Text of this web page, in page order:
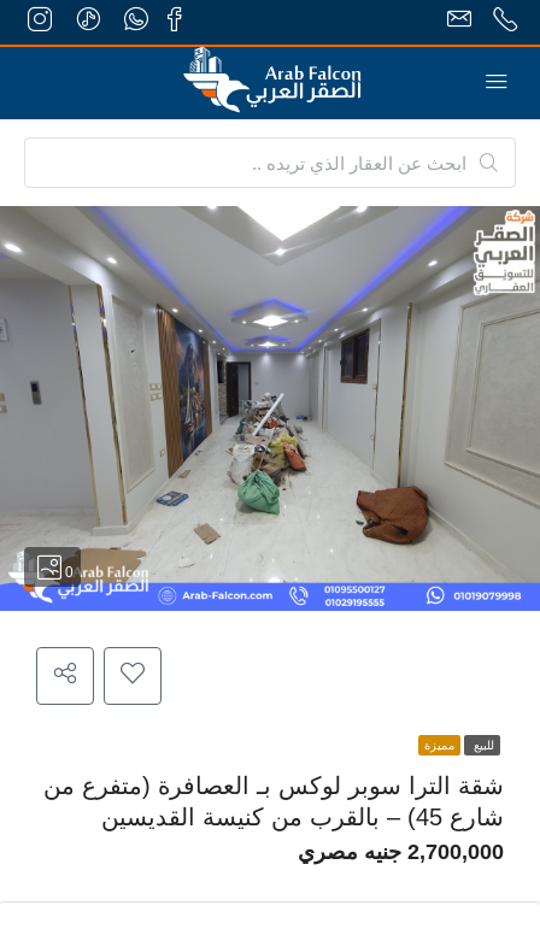
0
للبيع مميزة
شقة الترا سوبر لوكس بـ العصافرة (متفرع من
شارع 45) – بالقرب من كنيسة القديسين
2,700,000 جنيه مصري